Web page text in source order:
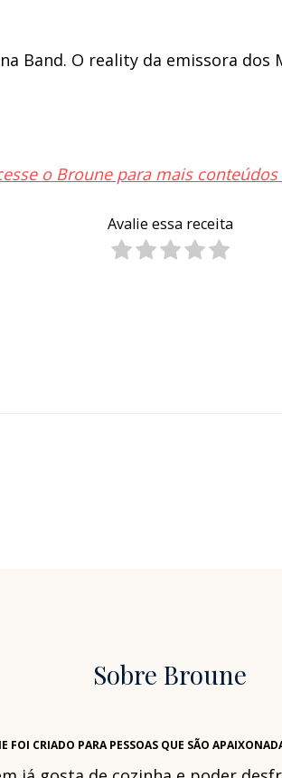
Band. O reality da emissora
o Broune para mais
Avalie essa receita
Sobre Broune
FOI CRIADO PARA PESSOAS QUE SÃO